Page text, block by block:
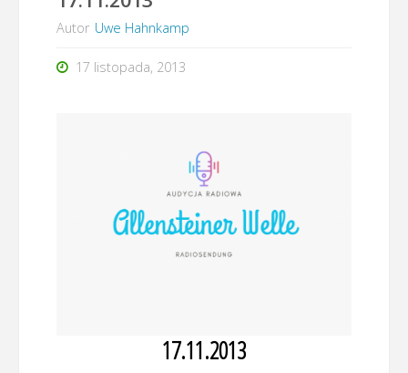
Autor Uwe Hahnkamp
17 listopada, 2013
17.11.2013